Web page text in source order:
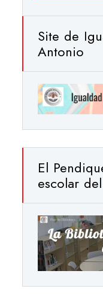
Site de
Antonio
El
escolar